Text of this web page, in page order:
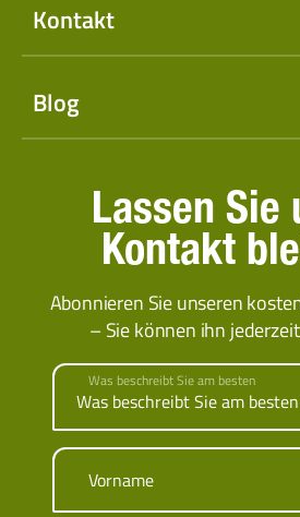
Kontakt
Blog
Lassen Sie
Kontakt
Abonnieren Sie unseren
– Sie können ihn
Was beschreibt Sie am besten
Vorname